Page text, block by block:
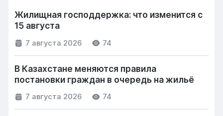
Жилищная господдержка: что изменится с
15 августа
7 августа 2026 74
В Казахстане меняются правила
постановки граждан в очередь на жильё
7 августа 2026 74